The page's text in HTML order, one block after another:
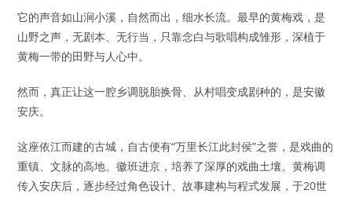
它的声音如山涧小溪，自然而出，细水长流。最早的黄梅戏，是
山野之声，无剧本、无行当，只靠念白与歌唱构成雏形，深植于
黄梅一带的田野与人心中。
然而，真正让这一腔乡调脱胎换骨、从村唱变成剧种的，是安徽
安庆。
这座依江而建的古城，自古便有“万里长江此封侯”之誉，是戏曲的
重镇、文脉的高地。徽班进京，培养了深厚的戏曲土壤。黄梅调
传入安庆后，逐步经过角色设计、故事建构与程式发展，于20世